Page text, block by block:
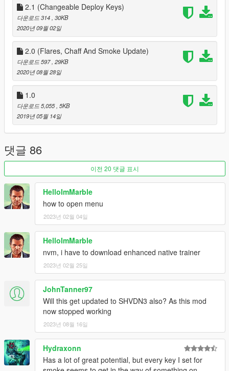
2.1 (Changeable Deploy Keys)
다운로드 314 , 30KB
2020년 09월 02일
2.0 (Flares, Chaff And Smoke Update)
다운로드 597 , 29KB
2020년 08월 28일
1.0
다운로드 5,055 , 5KB
2019년 05월 14일
댓글 86
이전 20 댓글 표시
HelloImMarble
how to open menu
2023년 02월 04일
HelloImMarble
nvm, i have to download enhanced native trainer
2023년 02월 25일
JohnTanner97
Will this get updated to SHVDN3 also? As this mod
now stopped working
2023년 08월 16일
Hydraxonn
Has a lot of great potential, but every key I set for